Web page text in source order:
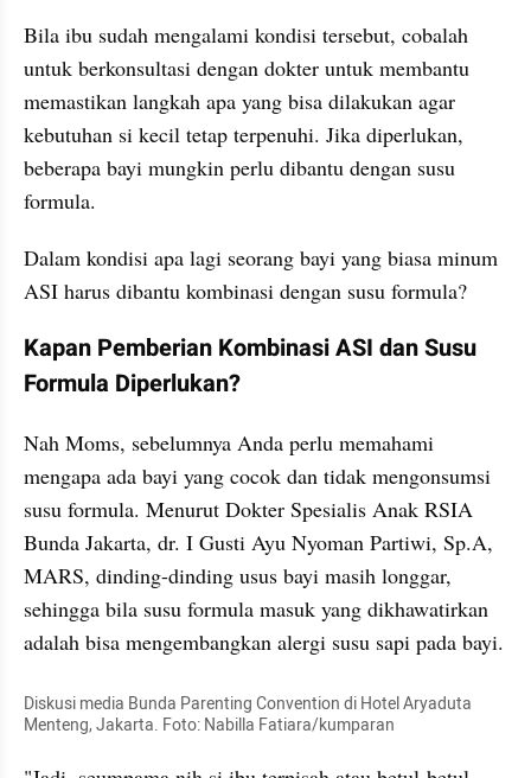
Bila ibu sudah mengalami kondisi tersebut, cobalah
untuk berkonsultasi dengan dokter untuk membantu
memastikan langkah apa yang bisa dilakukan agar
kebutuhan si kecil tetap terpenuhi. Jika diperlukan,
beberapa bayi mungkin perlu dibantu dengan susu
formula.
Dalam kondisi apa lagi seorang bayi yang biasa minum
ASI harus dibantu kombinasi dengan susu formula?
Kapan Pemberian Kombinasi ASI dan Susu
Formula Diperlukan?
Nah Moms, sebelumnya Anda perlu memahami
mengapa ada bayi yang cocok dan tidak mengonsumsi
susu formula. Menurut Dokter Spesialis Anak RSIA
Bunda Jakarta, dr. I Gusti Ayu Nyoman Partiwi, Sp.A,
MARS, dinding-dinding usus bayi masih longgar,
sehingga bila susu formula masuk yang dikhawatirkan
adalah bisa mengembangkan alergi susu sapi pada bayi.
Diskusi media Bunda Parenting Convention di Hotel Aryaduta
Menteng, Jakarta. Foto: Nabilla Fatiara/kumparan